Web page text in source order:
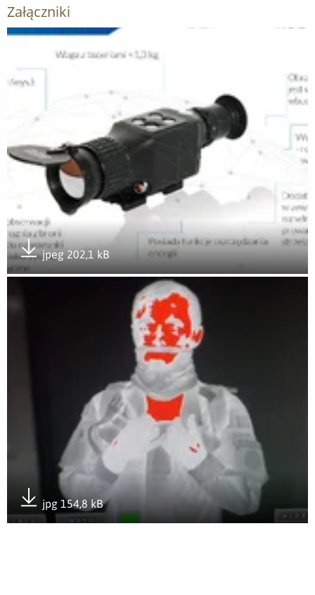
Załączniki
Otwórz załącznik Terytorialsi testują Rubiny
jpeg 202,1 kB
Pobierz załącznik
Otwórz załącznik podsumowanie.jpg
jpg 154,8 kB
Pobierz załącznik